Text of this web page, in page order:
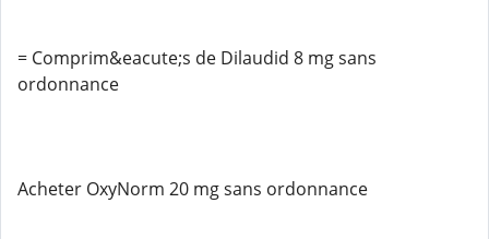
= Comprim&eacute;s de Dilaudid 8 mg sans
ordonnance
Acheter OxyNorm 20 mg sans ordonnance